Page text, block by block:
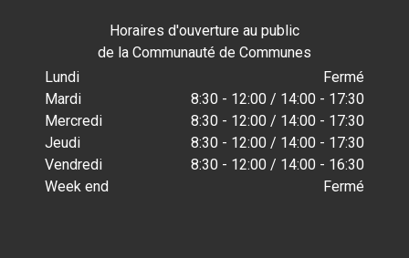
Horaires d'ouverture au public
de la Communauté de Communes
Lundi
Fermé
Mardi
8:30 - 12:00 / 14:00 - 17:30
Mercredi
8:30 - 12:00 / 14:00 - 17:30
Jeudi
8:30 - 12:00 / 14:00 - 17:30
Vendredi
8:30 - 12:00 / 14:00 - 16:30
Week end
Fermé